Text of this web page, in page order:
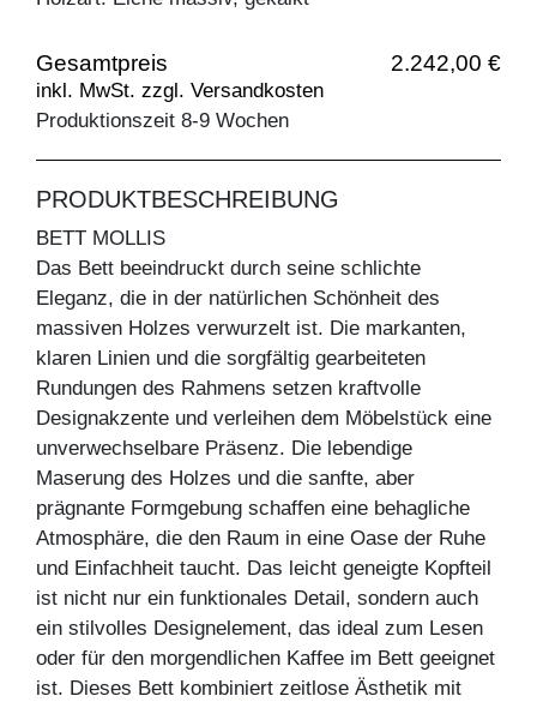
Gesamtpreis 2.242,00 €
inkl. MwSt. zzgl. Versandkosten
Produktionszeit 8-9 Wochen
PRODUKTBESCHREIBUNG
BETT MOLLIS
Das Bett beeindruckt durch seine schlichte
Eleganz, die in der natürlichen Schönheit des
massiven Holzes verwurzelt ist. Die markanten,
klaren Linien und die sorgfältig gearbeiteten
Rundungen des Rahmens setzen kraftvolle
Designakzente und verleihen dem Möbelstück eine
unverwechselbare Präsenz. Die lebendige
Maserung des Holzes und die sanfte, aber
prägnante Formgebung schaffen eine behagliche
Atmosphäre, die den Raum in eine Oase der Ruhe
und Einfachheit taucht. Das leicht geneigte Kopfteil
ist nicht nur ein funktionales Detail, sondern auch
ein stilvolles Designelement, das ideal zum Lesen
oder für den morgendlichen Kaffee im Bett geeignet
ist. Dieses Bett kombiniert zeitlose Ästhetik mit